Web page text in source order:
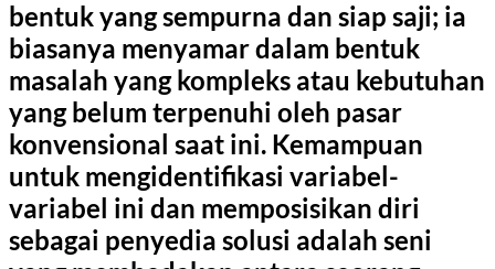
bentuk yang sempurna dan siap saji; ia
biasanya menyamar dalam bentuk
masalah yang kompleks atau kebutuhan
yang belum terpenuhi oleh pasar
konvensional saat ini. Kemampuan
untuk mengidentifikasi variabel-
variabel ini dan memposisikan diri
sebagai penyedia solusi adalah seni